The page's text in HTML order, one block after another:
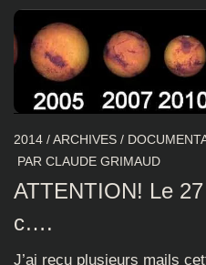
2014 /ARCHIVES /
PAR CLAUDE GRIMAUD
ATTENTION! Le
c….
J’ai reçu plusieurs mails